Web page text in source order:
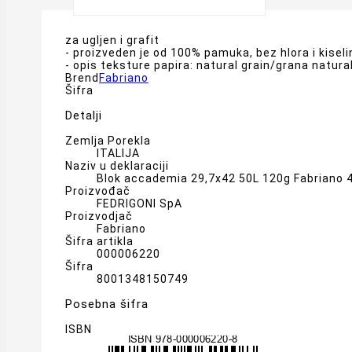
za ugljen i grafit
- proizveden je od 100% pamuka, bez hlora i
- opis teksture papira: natural grain/grana
Brend Fabriano
Šifra
Detalji
Zemlja Porekla
ITALIJA
Naziv u deklaraciji
Blok accademia 29,7x42 50L 120g Fabriano
Proizvođač
FEDRIGONI SpA
Proizvodjač
Fabriano
Šifra artikla
000006220
Šifra
8001348150749
Posebna šifra
ISBN